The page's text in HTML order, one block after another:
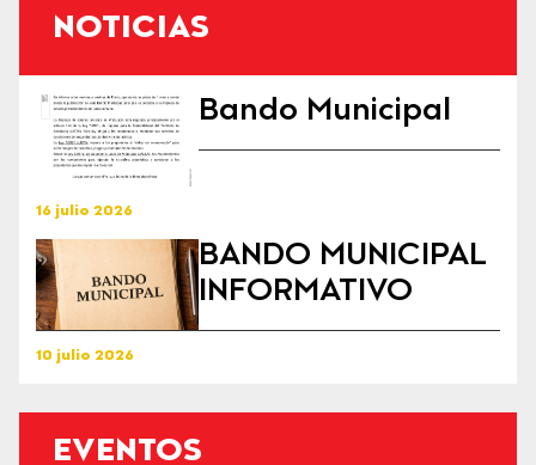
NOTICIAS
16 julio 2026
Bando Municipal
10 julio 2026
BANDO MUNICIPAL
INFORMATIVO
EVENTOS